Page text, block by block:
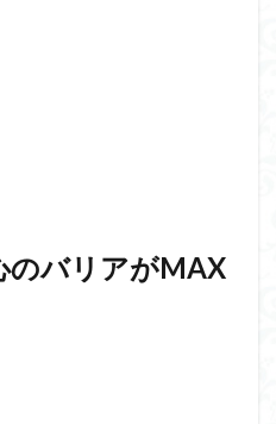
のバリアがMAX